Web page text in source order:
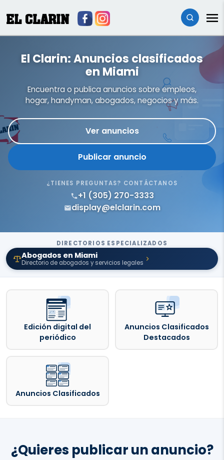
EL CLARIN
El Clarin: Anuncios clasificados
en Miami
Encuentra o publica anuncios sobre empleos,
hogar, handyman, abogados, negocios y más.
Ver anuncios
Publicar anuncio
¿TIENES PREGUNTAS? CONTÁCTANOS
+1 (305) 270-3333
display@elclarin.com
DIRECTORIOS ESPECIALIZADOS
Abogados en Miami
Directorio de abogados y servicios legales
Edición digital del
periódico
Anuncios Clasificados
Destacados
Anuncios Clasificados
¿Quieres publicar un anuncio?